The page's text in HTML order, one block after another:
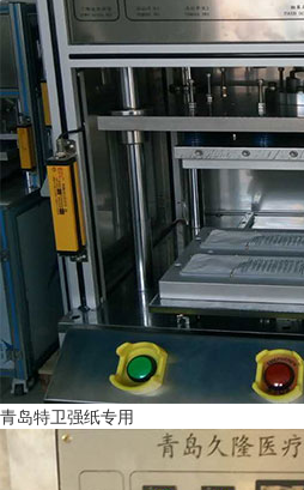
青岛特卫强纸专用